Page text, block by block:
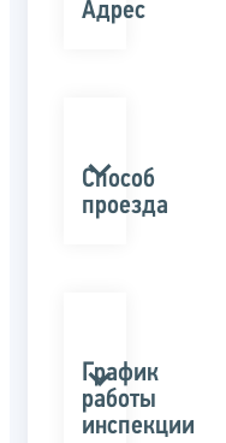
Адрес
Способ
проезда
График
работы
инспекции